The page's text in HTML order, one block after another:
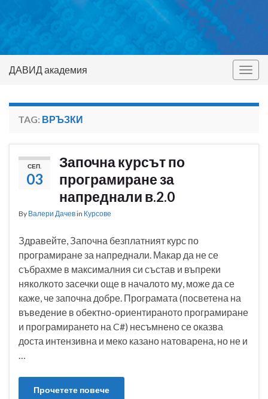
ДАВИД академия
TAG: ВРЪЗКИ
СЕП.
03
Започна курсът по
програмиране за
напреднали в.2.0
By Валери Дачевin Курсове
Здравейте, Започна безплатният курс по
програмиране за напреднали. Макар да не се
събрахме в максималния си състав и въпреки
няколкото засечки още в началото му, може да се
каже, че започна добре. Програмата (посветена на
въведение в обектно-ориентираното програмиране
и програмирането на C#) несъмнено се оказва
доста интензивна и меко казано натоварена, но не и
…
Прочетете повече